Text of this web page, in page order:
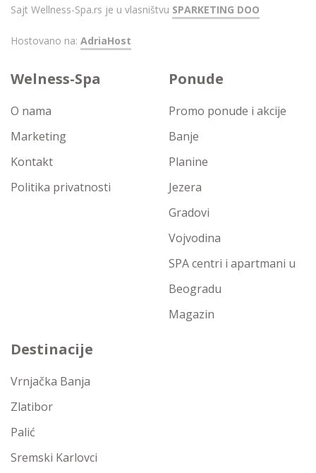
Sajt Wellness-Spa.rs je u vlasništvu SPARKETING DOO
Hostovano na: AdriaHost
Welness-Spa
O nama
Marketing
Kontakt
Politika privatnosti
Ponude
Promo ponude i akcije
Banje
Planine
Jezera
Gradovi
Vojvodina
SPA centri i apartmani u
Beogradu
Magazin
Destinacije
Vrnjačka Banja
Zlatibor
Palić
Sremski Karlovci